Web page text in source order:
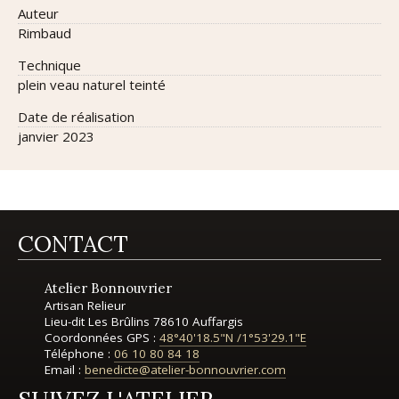
auteur
Rimbaud
technique
plein veau naturel teinté
date de réalisation
janvier 2023
CONTACT
Atelier Bonnouvrier
Artisan Relieur
Lieu-dit Les Brûlins 78610 Auffargis
Coordonnées GPS : 48°40'18.5"N /1°53'29.1"E
Téléphone : 06 10 80 84 18
Email : benedicte@atelier-bonnouvrier.com